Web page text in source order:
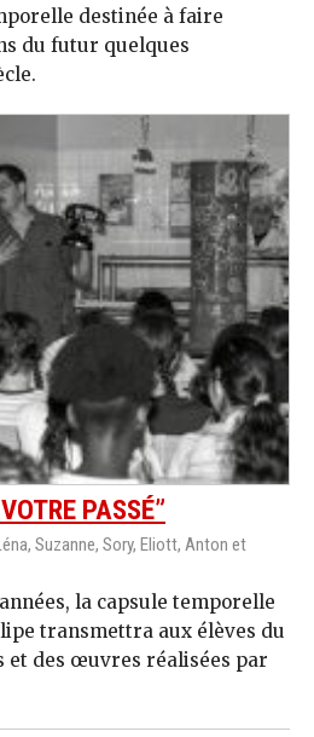
destinée à faire
du futur quelques
PASSÉ”
Suzanne, Sory, Eliott, Anton et
la capsule temporelle
transmettra aux élèves du
et des œuvres réalisées par